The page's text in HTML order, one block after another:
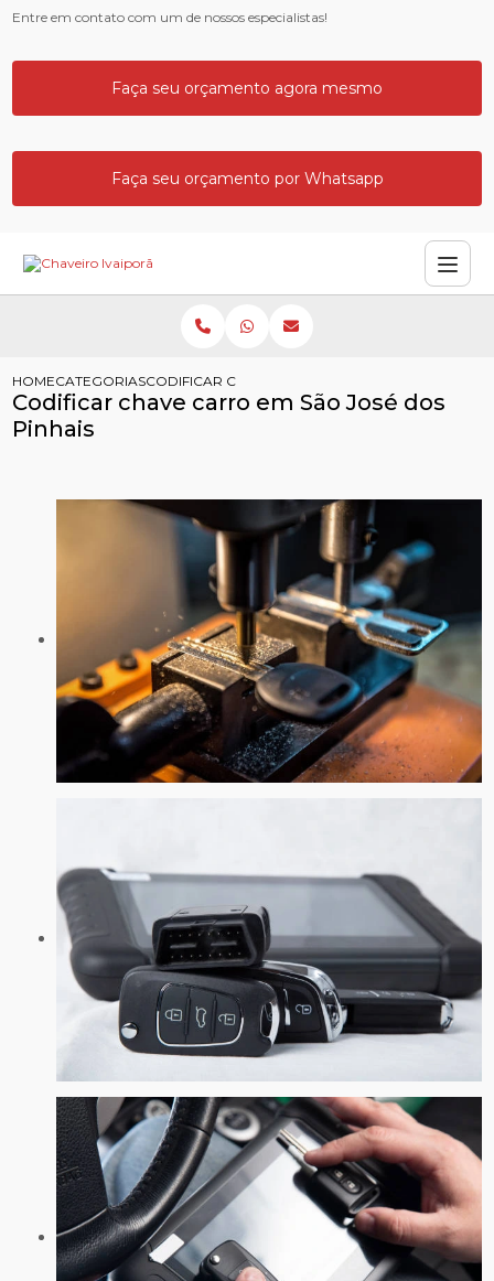
Entre em contato com um de nossos especialistas!
Faça seu orçamento agora mesmo
Faça seu orçamento por Whatsapp
HOMECATEGORIASCODIFICAR CHAVE CARRO SAO JOSE DOS PINHAIS
Codificar chave carro em São José dos
Pinhais